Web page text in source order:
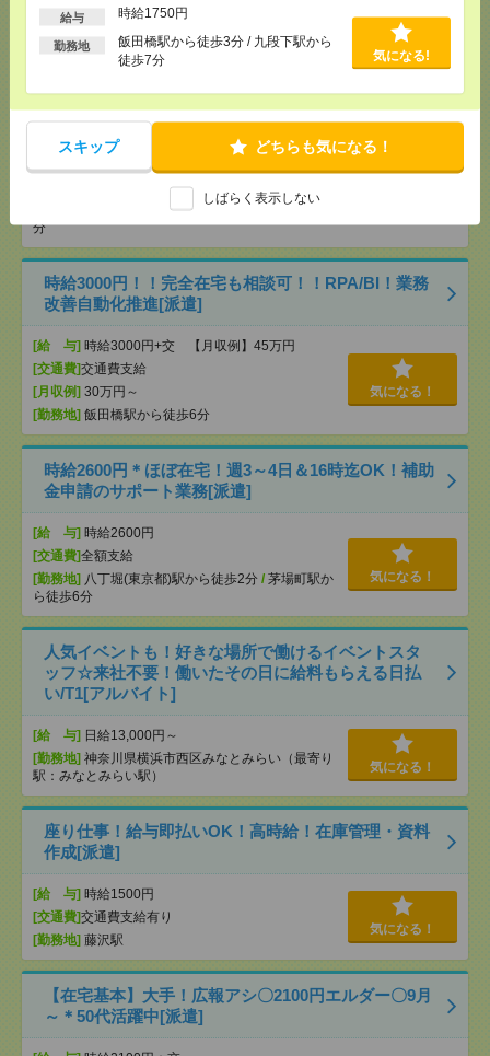
給与 時給1750円
勤務地
飯田橋駅から徒歩3分 / 九段下駅から
徒歩7分
気になる!
スキップ どちらも気になる！
しばらく表示しない
[交通費]交通費全額支給
[勤務地]巣鴨駅/目白駅/北池袋駅/ …
気になる！
に関わるデータ入力[派遣]
飯田橋駅から徒歩3分/九段下駅から徒歩7
分
時給3000円！！完全在宅も相談可！！RPA/BI！業務
改善自動化推進[派遣]
[給 与] 時給3000円+交 【月収例】45万円
[交通費]交通費支給
[月収例] 30万円～
[勤務地] 飯田橋駅から徒歩6分
気になる！
時給2600円＊ほぼ在宅！週3～4日＆16時迄OK！補助
金申請のサポート業務[派遣]
[給 与] 時給2600円
[交通費]全額支給
[勤務地] 八丁堀(東京都)駅から徒歩2分 / 茅場町駅か
ら徒歩6分
気になる！
人気イベントも！好きな場所で働けるイベントスタ
ッフ☆来社不要！働いたその日に給料もらえる日払
い/T1[アルバイト]
[給 与] 日給13,000円～
[勤務地] 神奈川県横浜市西区みなとみらい（最寄り
駅：みなとみらい駅）
気になる！
座り仕事！給与即払いOK！高時給！在庫管理・資料
作成[派遣]
[給 与] 時給1500円
[交通費]交通費支給有り
[勤務地] 藤沢駅
気になる！
【在宅基本】大手！広報アシ〇2100円エルダー〇9月
～＊50代活躍中[派遣]